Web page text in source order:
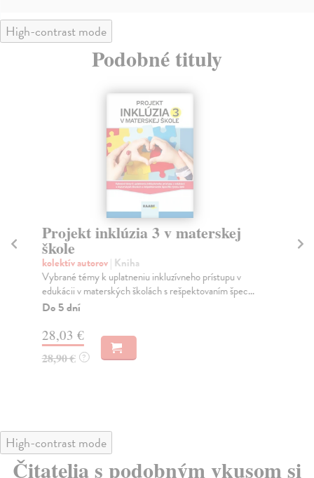
High-contrast mode
Podobné tituly
Projekt inklúzia 3 v materskej
škole
kolektív autorov| Kniha
Vybrané témy k uplatneniu inkluzívneho prístupu v
edukácii v materských školách s rešpektovaním špec...
Do 5 dní
28,03 €
28,90 € ?
High-contrast mode
Čitatelia s podobným vkusom si